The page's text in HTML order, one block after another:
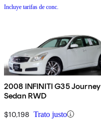
Incluye tarifas de conc.
2008 INFINITI G35 Journey
Sedan RWD
$10,198 Trato justo